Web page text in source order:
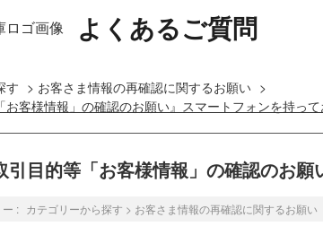
よくあるご質問
す > お客さま情報の再確認に関するお願い >
お客様情報」の確認のお願い』スマートフォンを持っ
引目的等「お客様情報」の確認のお
: カテゴリーから探す > お客さま情報の再確認に関するお願い